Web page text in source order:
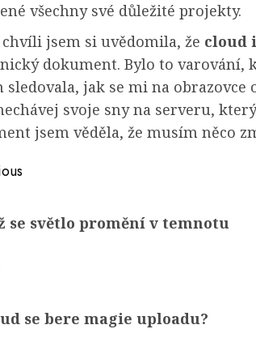
všechny své důležité projekty.
jsem si uvědomila, že cloud
dokument. Bylo to varování,
sledovala, jak se mi na obrazovce
svoje sny na serveru,
jsem věděla, že musím něco
se světlo promění v temnotu
se bere magie uploadu?